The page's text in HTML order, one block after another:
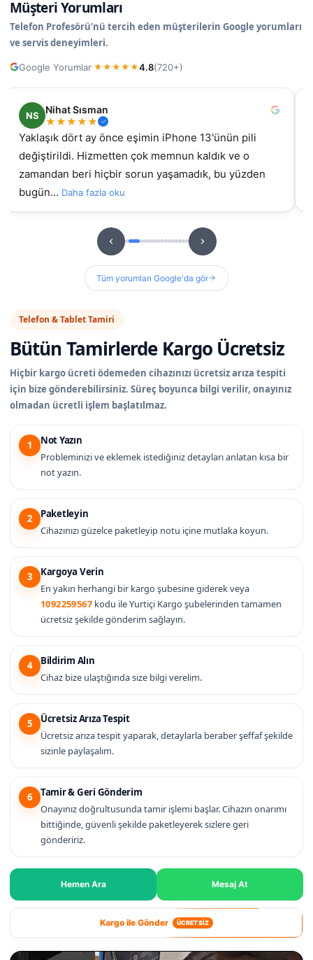
Müşteri Yorumları
Telefon Profesörü’nü tercih eden müşterilerin Google yorumları
ve servis deneyimleri.
Google Yorumlar·★ ★ ★ ★ ★4.8(720+)
NS
Nihat Sısman
★★★★★
Yaklaşık dört ay önce eşimin iPhone 13'ünün pili
değiştirildi. Hizmetten çok memnun kaldık ve o
zamandan beri hiçbir sorun yaşamadık, bu yüzden
bugün… Daha fazla oku
Tüm yorumları Google'da gör
Telefon & Tablet Tamiri
Bütün Tamirlerde Kargo Ücretsiz
Hiçbir kargo ücreti ödemeden cihazınızı ücretsiz arıza tespiti
için bize gönderebilirsiniz. Süreç boyunca bilgi verilir, onayınız
olmadan ücretli işlem başlatılmaz.
1
Not Yazın
Probleminizi ve eklemek istediğiniz detayları anlatan kısa bir
not yazın.
2
Paketleyin
Cihazınızı güzelce paketleyip notu içine mutlaka koyun.
3
Kargoya Verin
En yakın herhangi bir kargo şubesine giderek veya
1092259567 kodu ile Yurtiçi Kargo şubelerinden tamamen
ücretsiz şekilde gönderim sağlayın.
4
Bildirim Alın
Cihaz bize ulaştığında size bilgi verelim.
5
Ücretsiz Arıza Tespit
Ücretsiz arıza tespit yaparak, detaylarla beraber şeffaf şekilde
sizinle paylaşalım.
6
Tamir & Geri Gönderim
Onayınız doğrultusunda tamir işlemi başlar. Cihazın onarımı
bittiğinde, güvenli şekilde paketleyerek sizlere geri
göndeririz.
Hemen Ara Mesaj At
Kargo ile Gönder ÜCRETSİZ